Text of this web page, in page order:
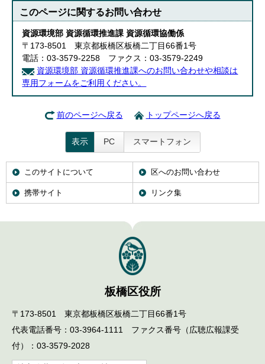
このページに関するお問い合わせ
資源環境部 資源循環推進課 資源循環協働係
〒173-8501 東京都板橋区板橋二丁目66番1号
電話：03-3579-2258 ファクス：03-3579-2249
資源環境部 資源循環推進課へのお問い合わせや相談は
専用フォームをご利用ください。
前のページへ戻る トップページへ戻る
表示 PC スマートフォン
このサイトについて 区へのお問い合わせ
携帯サイト リンク集
板橋区役所
〒173-8501 東京都板橋区板橋二丁目66番1号
代表電話番号：03-3964-1111 ファクス番号（広聴広報課受
付）：03-3579-2028